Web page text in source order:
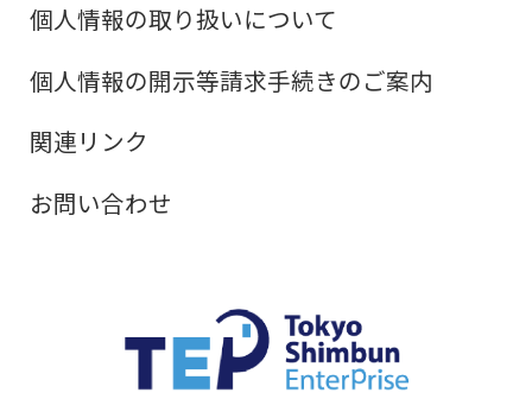
個人情報の取り扱いについて
個人情報の開示等請求手続きのご案内
関連リンク
お問い合わせ